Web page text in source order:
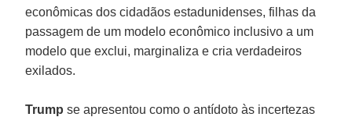
econômicas dos cidadãos estadunidenses, filhas da
passagem de um modelo econômico inclusivo a um
modelo que exclui, marginaliza e cria verdadeiros
exilados.
Trump se apresentou como o antídoto às incertezas